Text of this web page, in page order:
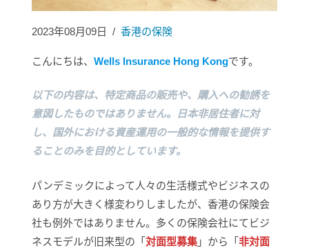
2023年08月09日 / 香港の保険
こんにちは、 Wells Insurance Hong Kongです。
以下の内容は、特定商品の販売や、購入への勧誘を
意図したものではありません。日本非居住者に対
し、国外における資産運用の一般的な情報を提供す
ることのみを目的としています。
パンデミックによって人々の生活様式やビジネスの
あり方が大きく様変わりしましたが、香港の保険会
社も例外ではありません。多くの保険会社にてビジ
ネスモデルが旧来型の「 対面型募集 」から「 非対面